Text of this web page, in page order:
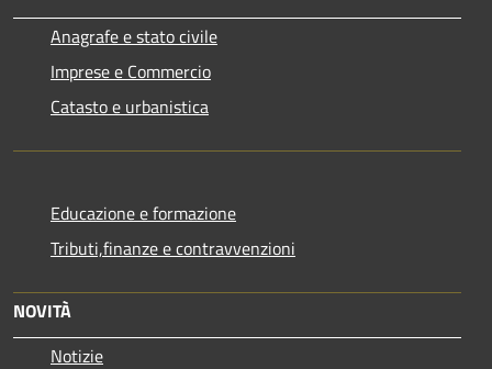
Anagrafe e stato civile
Imprese e Commercio
Catasto e urbanistica
Educazione e formazione
Tributi,finanze e contravvenzioni
NOVITÀ
Notizie